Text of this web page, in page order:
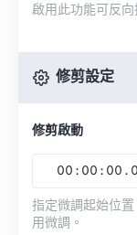
啟用此功能可反
修剪設定
修剪啟動
00 : 00 : 00 .
指定微調起始位
用微調。